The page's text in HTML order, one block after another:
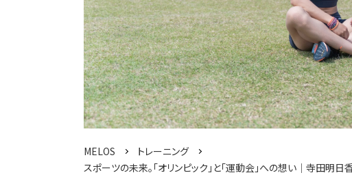
MELOS
トレーニング
スポーツの未来。「オリンピック」と「運動会」への想い│寺田明日